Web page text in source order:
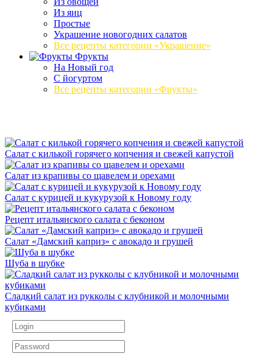
Из яиц
Простые
Украшение новогодних салатов
Все рецепты категории «Украшение»
Фрукты
На Новый год
С йогуртом
Все рецепты категории «Фрукты»
Салат с килькой горячего копчения и свежей капустой
Салат из крапивы со щавелем и орехами
Салат с курицей и кукурузой к Новому году
Рецепт итальянского салата с беконом
Салат «Дамский каприз» с авокадо и грушей
Шуба в шубке
Сладкий салат из рукколы с клубникой и молочными
кубиками